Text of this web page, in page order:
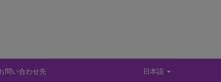
問い合わせ先 日本語